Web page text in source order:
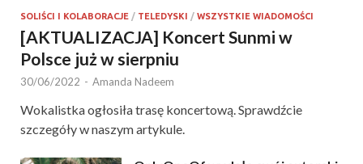
SOLIŚCI I KOLABORACJE / TELEDYSKI / WSZYSTKIE WIADOMOŚCI
[AKTUALIZACJA] Koncert Sunmi w
Polsce już w sierpniu
30/06/2022 - Amanda Nadeem
Wokalistka ogłosiła trasę koncertową. Sprawdźcie
szczegóły w naszym artykule.